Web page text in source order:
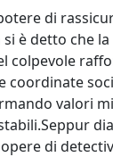
di
è detto che
colpevole
coordinate
valori
di